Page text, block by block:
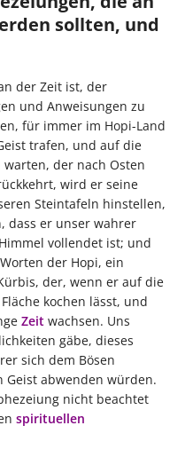
sollten, und
der Zeit ist, der
und Anweisungen zu
für immer im Hopi-Land
trafen, und auf die
der nach Osten
wird er seine
Steintafeln hinstellen,
dass er unser wahrer
vollendet ist; und
der Hopi, ein
der, wenn er auf die
kochen lässt, und
Zeit wachsen. Uns
gäbe, dieses
sich dem Bösen
Geist abwenden würden.
nicht beachtet
spirituellen